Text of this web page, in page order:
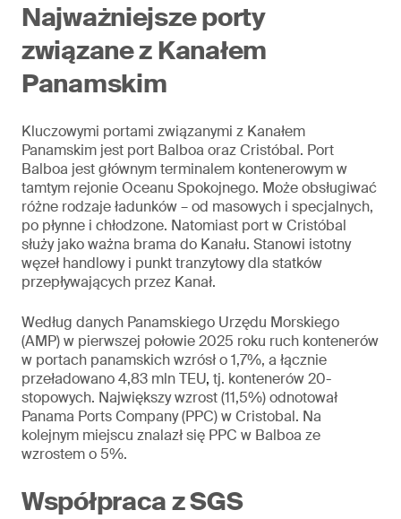
Najważniejsze porty
związane z Kanałem
Panamskim
Kluczowymi portami związanymi z Kanałem
Panamskim jest port Balboa oraz Cristóbal. Port
Balboa jest głównym terminalem kontenerowym w
tamtym rejonie Oceanu Spokojnego. Może obsługiwać
różne rodzaje ładunków – od masowych i specjalnych,
po płynne i chłodzone. Natomiast port w Cristóbal
służy jako ważna brama do Kanału. Stanowi istotny
węzeł handlowy i punkt tranzytowy dla statków
przepływających przez Kanał.
Według danych Panamskiego Urzędu Morskiego
(AMP) w pierwszej połowie 2025 roku ruch kontenerów
w portach panamskich wzrósł o 1,7%, a łącznie
przeładowano 4,83 mln TEU, tj. kontenerów 20-
stopowych. Największy wzrost (11,5%) odnotował
Panama Ports Company (PPC) w Cristobal. Na
kolejnym miejscu znalazł się PPC w Balboa ze
wzrostem o 5%.
Współpraca z SGS